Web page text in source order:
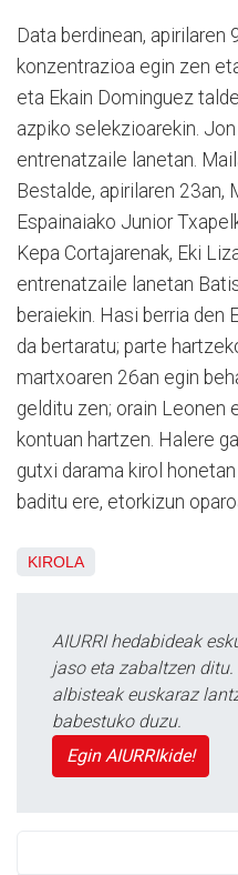
Data berdinean, apirilaren
konzentrazioa egin zen
eta Ekain Dominguez
azpiko selekzioarekin.
entrenatzaile lanetan.
Bestalde, apirilaren 23an,
Espainaiako Junior
Kepa Cortajarenak, Eki
entrenatzaile lanetan
beraiekin. Hasi berria den
da bertaratu; parte
martxoaren 26an egin
gelditu zen; orain Leonen
kontuan hartzen. Halere
gutxi darama kirol
baditu ere, etorkizun
KIROLA
AIURRI hedabideak
jaso eta zabaltzen
albisteak euskaraz
babestuko duzu.
Egin AIURRIkide!